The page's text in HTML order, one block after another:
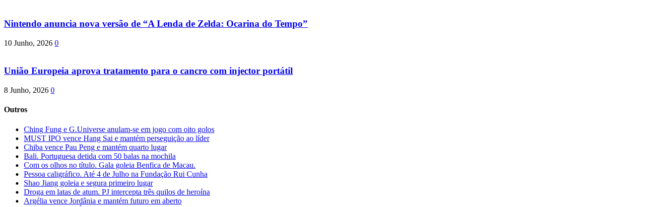
Nintendo anuncia nova versão de “A Lenda de Zelda: Ocarina do Tempo”
10 Junho, 2026 0
União Europeia aprova tratamento para o cancro com injector portátil
8 Junho, 2026 0
Outros
Ching Fung e G.Universe anulam-se em jogo com oito golos
MUST IPO vence Hang Sai e mantém perseguição ao líder
Chiba vence Pau Peng e mantém quarto lugar
Bali. Portuguesa detida com 50 balas na mochila
Com os olhos no título. Gala goleia Benfica de Macau.
Pessoa caligráfico. Até 4 de Julho na Fundação Rui Cunha
Shao Jiang goleia e segura primeiro lugar
Droga em latas de atum. PJ intercepta três quilos de heroína
Argélia vence Jordânia e mantém futuro em aberto